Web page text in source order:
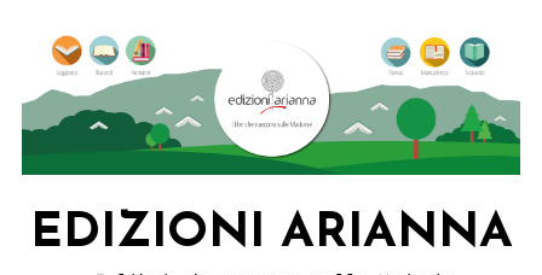
content
EDIZIONI ARIANNA